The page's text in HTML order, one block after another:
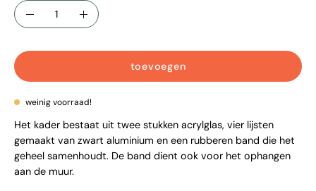
aantal
verlaag
verhoog
toevoegen
weinig voorraad!
Het kader bestaat uit twee stukken acrylglas, vier lijsten
gemaakt van zwart aluminium en een rubberen band die het
geheel samenhoudt. De band dient ook voor het ophangen
aan de muur.